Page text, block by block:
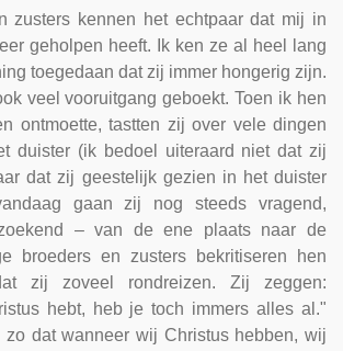
zusters kennen het echtpaar dat mij in
geholpen heeft. Ik ken ze al heel lang
toegedaan dat zij immer hongerig zijn.
veel vooruitgang geboekt. Toen ik hen
ontmoette, tastten zij over vele dingen
duister (ik bedoel uiteraard niet dat zij
dat zij geestelijk gezien in het duister
gaan zij nog steeds vragend,
– van de ene plaats naar de
broeders en zusters bekritiseren hen
zij zoveel rondreizen. Zij zeggen:
hebt, heb je toch immers alles al."
zo dat wanneer wij Christus hebben, wij